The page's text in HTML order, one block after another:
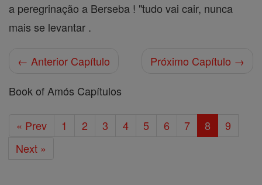
a peregrinação a Berseba ! "tudo vai cair, nunca
mais se levantar .
← Anterior Capítulo
Próximo Capítulo →
Book of Amós Capítulos
« Prev 1 2 3 4 5 6 7 8
9
Next »